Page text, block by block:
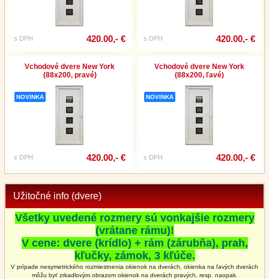
s DPH 420.00,- € s DPH 420.00,- €
Vchodové dvere New York
(88x200, pravé)
NOVINKA
s DPH 420.00,- €
Vchodové dvere New York
(88x200, ľavé)
NOVINKA
s DPH 420.00,- €
Užitočné info (dvere)
Všetky uvedené rozmery sú vonkajšie rozmery
(vrátane rámu)!
V cene: dvere (krídlo) + rám (zárubňa), prah,
kľučky, zámok, 3 kľúče.
V prípade nesymetrického rozmiestnenia okienok na dverách, okienka na ľavých dverách
môžu byť zrkadlovým obrazom okienok na dverách pravých, resp. naopak.